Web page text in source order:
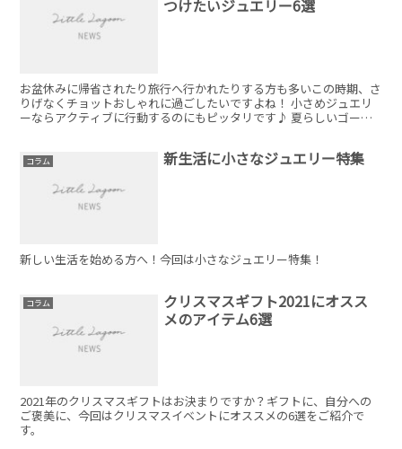
つけたいジュエリー6選
お盆休みに帰省されたり旅行へ行かれたりする方も多いこの時期、さ
りげなくチョットおしゃれに過ごしたいですよね！ 小さめジュエリ
ーならアクティブに行動するのにもピッタリです♪ 夏らしいゴール
コラム 新生活に小さなジュエリー特集
新しい生活を始める方へ！今回は小さなジュエリー特集！
コラム
クリスマスギフト2021にオスス
メのアイテム6選
2021年のクリスマスギフトはお決まりですか？ギフトに、自分への
ご褒美に、今回はクリスマスイベントにオススメの6選をご紹介で
す。